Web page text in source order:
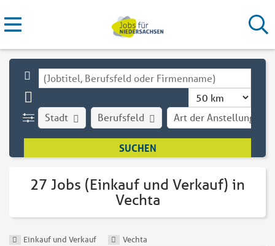
Stadt Art der Anstellung
Berufsfeld
27 Jobs (Einkauf und Verkauf) in
Vechta
Einkauf und Verkauf Vechta